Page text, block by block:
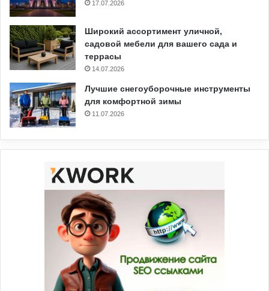
17.07.2026
Широкий ассортимент уличной,
садовой мебели для вашего сада и
террасы
14.07.2026
Лучшие снегоуборочные инструменты
для комфортной зимы
11.07.2026